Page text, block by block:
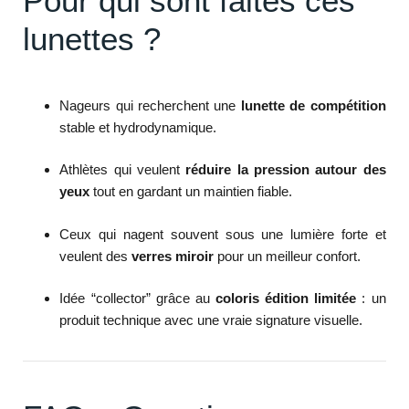
lunettes ?
Nageurs qui recherchent une lunette de compétition
stable et hydrodynamique.
Athlètes qui veulent réduire la pression autour des
yeux tout en gardant un maintien fiable.
Ceux qui nagent souvent sous une lumière forte et
veulent desverres miroir pour un meilleur confort.
Idée “collector” grâce au coloris édition limitée : un
produit technique avec une vraie signature visuelle.